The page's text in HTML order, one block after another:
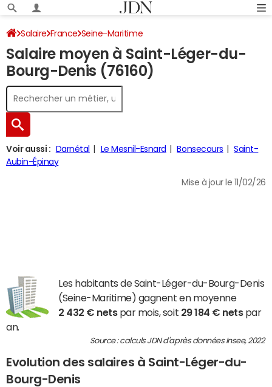
Salaire France Seine-Maritime
Salaire moyen à Saint-Léger-du-
Bourg-Denis (76160)
Voir aussi : Darnétal Le Mesnil-Esnard Bonsecours
Saint-
Aubin-Épinay
Mise à jour le 11/02/26
Les habitants de Saint-Léger-du-Bourg-Denis
(Seine-Maritime) gagnent en moyenne
2 432 € netspar mois, soit 29 184 € netspar
an.
Source : calculs JDN d'après données Insee, 2022
Evolution des salaires à Saint-Léger-du-
Bourg-Denis